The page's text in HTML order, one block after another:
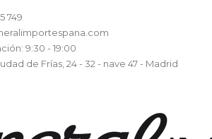
749
9:30 - 19:00
de Frías, 24 - 32 - nave 47 - Madrid